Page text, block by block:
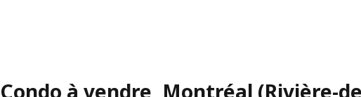
Condo à vendre, Montréal (Rivière-